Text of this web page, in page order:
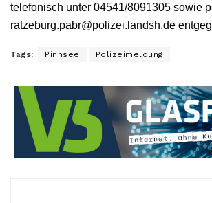
telefonisch unter 04541/8091305 sowie
ratzeburg.pabr@polizei.landsh.de
Tags: Pinnsee Polizeimeldung